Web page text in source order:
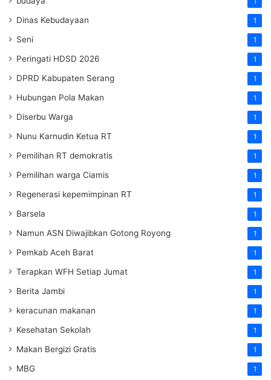
Dinas Kebudayaan 1
Seni 1
Peringati HDSD 2026 1
DPRD Kabupaten Serang 1
Hubungan Pola Makan 1
Diserbu Warga 1
Nunu Karnudin Ketua RT 1
Pemilihan RT demokratis 1
Pemilihan warga Ciamis 1
Regenerasi kepemimpinan RT 1
Barsela 1
Namun ASN Diwajibkan Gotong Royong 1
Pemkab Aceh Barat 1
Terapkan WFH Setiap Jumat 1
Berita Jambi 1
keracunan makanan 1
Kesehatan Sekolah 1
Makan Bergizi Gratis 1
MBG 1